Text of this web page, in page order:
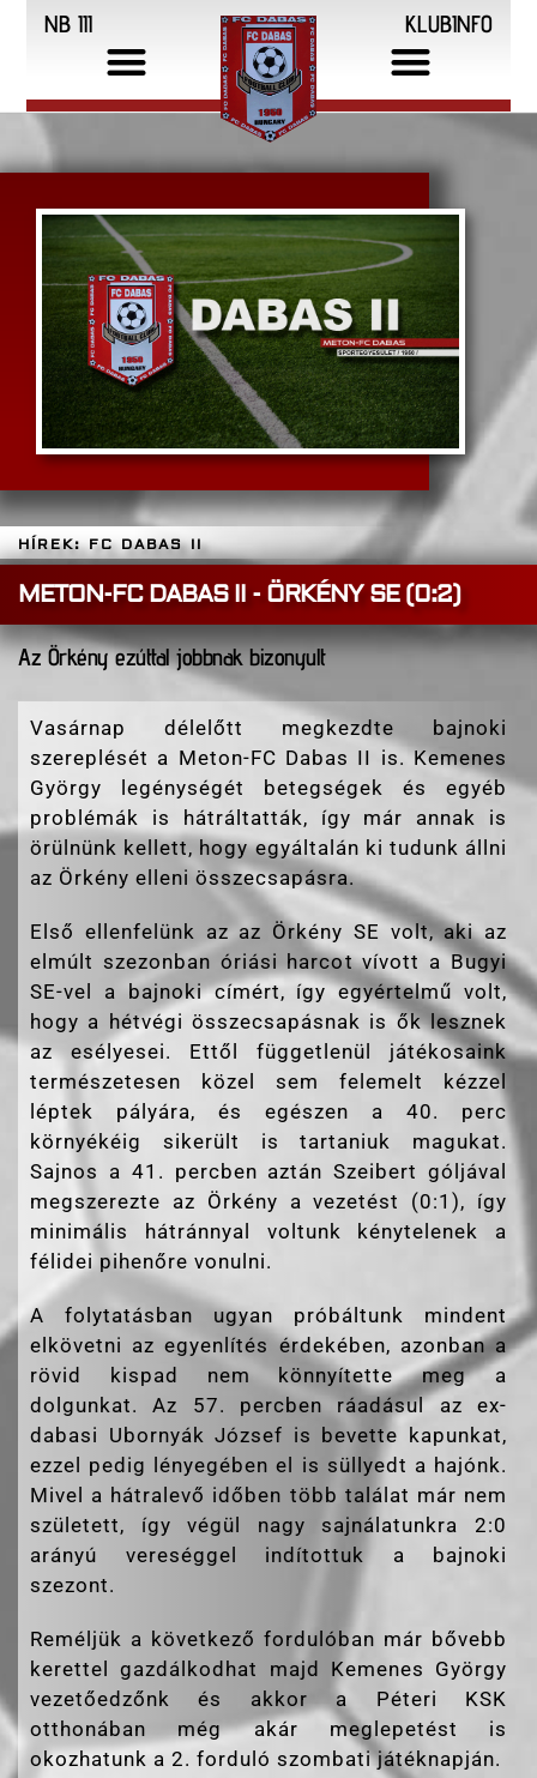
NB III KLUBINFO
HÍREK: FC DABAS II
METON-FC DABAS II - ÖRKÉNY SE (0:2)
Az Örkény ezúttal jobbnak bizonyult
Vasárnap délelőtt megkezdte bajnoki
szereplését a Meton-FC Dabas II is. Kemenes
György legénységét betegségek és egyéb
problémák is hátráltatták, így már annak is
örülnünk kellett, hogy egyáltalán ki tudunk állni
az Örkény elleni összecsapásra.
Első ellenfelünk az az Örkény SE volt, aki az
elmúlt szezonban óriási harcot vívott a Bugyi
SE-vel a bajnoki címért, így egyértelmű volt,
hogy a hétvégi összecsapásnak is ők lesznek
az esélyesei. Ettől függetlenül játékosaink
természetesen közel sem felemelt kézzel
léptek pályára, és egészen a 40. perc
környékéig sikerült is tartaniuk magukat.
Sajnos a 41. percben aztán Szeibert góljával
megszerezte az Örkény a vezetést (0:1), így
minimális hátránnyal voltunk kénytelenek a
félidei pihenőre vonulni.
A folytatásban ugyan próbáltunk mindent
elkövetni az egyenlítés érdekében, azonban a
rövid kispad nem könnyítette meg a
dolgunkat. Az 57. percben ráadásul az ex-
dabasi Ubornyák József is bevette kapunkat,
ezzel pedig lényegében el is süllyedt a hajónk.
Mivel a hátralevő időben több találat már nem
született, így végül nagy sajnálatunkra 2:0
arányú vereséggel indítottuk a bajnoki
szezont.
Reméljük a következő fordulóban már bővebb
kerettel gazdálkodhat majd Kemenes György
vezetőedzőnk és akkor a Péteri KSK
otthonában még akár meglepetést is
okozhatunk a 2. forduló szombati játéknapján.